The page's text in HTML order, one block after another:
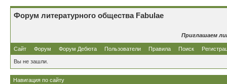
Форум литературного общества Fabulae
Приглашаем
Сайт Форум Форум Дебюта Пользователи Правила Поиск
Вы не зашли.
Навигация по сайту